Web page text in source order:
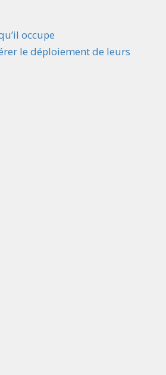
occupe
le déploiement de leurs